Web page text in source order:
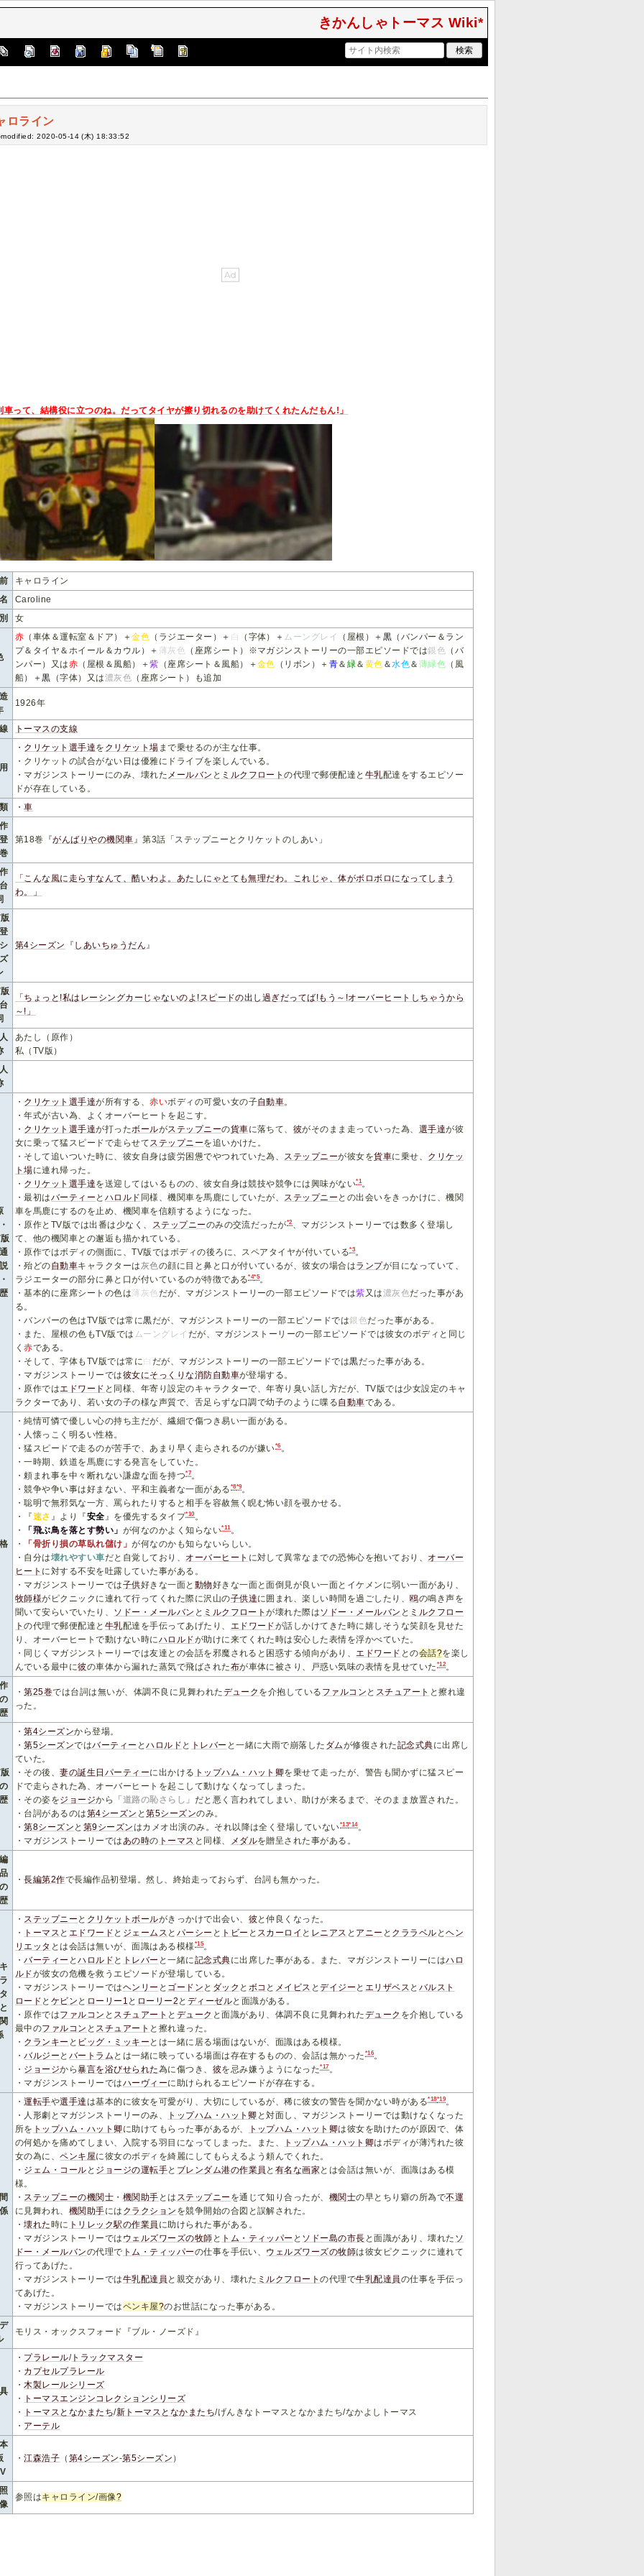
きかんしゃトーマス Wiki*
ロライン
2020-05-14 (木) 18:33:52
車って、結構役に立つのね。だってタイヤが擦り切れるのを助けてくれたんだもん!」
キャロライン
Caroline
女
赤 （車体＆運転室＆ドア）＋金色 （ラジエーター）＋ 白 （字体）＋ ムーングレイ （屋根）＋ 黒 （バンパー＆ラン
プ＆タイヤ＆ホイール＆カウル）＋ 薄灰色 （座席シート）※マガジンストーリーの一部エピソードでは銀色
（バ
ンパー）又は赤 （屋根＆風船）＋紫 （座席シート＆風船）＋ 金色 （リボン）＋ 青＆ 緑＆ 黄色 ＆水色＆ 薄緑色
（風
船）＋黒 （字体）又は濃灰色
（座席シート）も追加
1926年
トーマスの支線
・ クリケット選手達を クリケット場 まで乗せるのが主な仕事。
・クリケットの試合がない日は優雅にドライブを楽しんでいる。
・マガジンストーリーにのみ、壊れた メールバン と ミルクフロートの代理で郵便配達と 牛乳配達をするエピソー
ドが存在している。
・車
第18巻『がんばりやの機関車 』第3話「ステップニーとクリケットのしあい」
「こんな風に走らすなんて、酷いわよ。あたしにゃとても無理だわ。これじゃ、体がボロボロになってしまう
わ。」
第4シーズン 『 しあいちゅうだん 』
「ちょっと!私はレーシングカーじゃないのよ!スピードの出し過ぎだってば!もう～!オーバーヒートしちゃうから
～!」
あたし（原作）
私（TV版）
・ クリケット選手達が所有する、赤いボディの可愛い女の子自動車。
・年式が古い為、よくオーバーヒートを起こす。
・ クリケット選手達が打ったボールがステップニーの貨車に落ちて、 彼がそのまま走っていった為、 選手達が彼
女に乗って猛スピードで走らせて ステップニーを追いかけた。
・そして追いついた時に、彼女自身は疲労困憊でやつれていた為、
ステップニーが彼女を貨車に乗せ、 クリケッ
ト場に連れ帰った。
・ クリケット選手達を送迎してはいるものの、彼女自身は競技や競争には興味がない*1 。
・最初はバーティー と ハロルド 同様、機関車を馬鹿にしていたが、 ステップニー との出会いをきっかけに、機関
車を馬鹿にするのを止め、機関車を信頼するようになった。
・原作とTV版では出番は少なく、
ステップニーのみの交流だったが*2、マガジンストーリーでは数多く登場し
て、他の機関車との邂逅も描かれている。
・原作ではボディの側面に、TV版ではボディの後ろに、スペアタイヤが付いている*3 。
・殆どの自動車キャラクターは 灰色 の顔に目と鼻と口が付いているが、彼女の場合はランプが目になっていて、
ラジエーターの部分に鼻と口が付いているのが特徴である*4*5。
・基本的に座席シートの色は薄灰色 だが、マガジンストーリーの一部エピソードでは紫又は濃灰色だった事があ
る。
・バンパーの色はTV版では常に黒だが、マガジンストーリーの一部エピソードでは銀色だった事がある。
・また、屋根の色もTV版では ムーングレイ だが、マガジンストーリーの一部エピソードでは彼女のボディと同じ
く赤である。
・そして、字体もTV版では常に白 だが、マガジンストーリーの一部エピソードでは黒だった事がある。
・マガジンストーリーでは彼女にそっくりな消防自動車が登場する。
・原作ではエドワード と同様、年寄り設定のキャラクターで、年寄り臭い話し方だが、TV版では少女設定のキャ
ラクターであり、若い女の子の様な声質で、舌足らずな口調で幼子のように喋る自動車である。
・純情可憐で優しい心の持ち主だが、繊細で傷つき易い一面がある。
・人懐っこく明るい性格。
・猛スピードで走るのが苦手で、あまり早く走らされるのが嫌い*6。
・一時期、鉄道を馬鹿にする発言をしていた。
・頼まれ事を中々断れない謙虚な面を持つ*7 。
・競争や争い事は好まない、平和主義者な一面がある*8*9。
・聡明で無邪気な一方、罵られたりすると相手を容赦無く睨む怖い顔を覗かせる。
・『速さ 』より『安全 』を優先するタイプ*10。
・
「飛ぶ鳥を落とす勢い」 が何なのかよく知らない*11 。
・
「骨折り損の草臥れ儲け」が何なのかも知らないらしい。
・自分は壊れやすい車だと自覚しており、 オーバーヒート に対して異常なまでの恐怖心を抱いており、 オーバー
ヒート に対する不安を吐露していた事がある。
・マガジンストーリーでは子供好きな一面と 動物好きな一面と面倒見が良い一面とイケメンに弱い一面があり、
牧師様がピクニックに連れて行ってくれた際に沢山の子供達に囲まれ、楽しい時間を過ごしたり、鴎の鳴き声を
聞いて安らいでいたり、 ソドー・メールバン と ミルクフロートが壊れた際はソドー・メールバン と ミルクフロー
トの代理で郵便配達と 牛乳配達を手伝ってあげたり、 エドワードが話しかけてきた時に嬉しそうな笑顔を見せた
り、オーバーヒートで動けない時にハロルドが助けに来てくれた時は安心した表情を浮かべていた。
・同じくマガジンストーリーでは友達との会話を邪魔されると困惑する傾向があり、 エドワード との会話?を楽し
んでいる最中に彼の車体から漏れた蒸気で飛ばされた布が車体に被さり、戸惑い気味の表情を見せていた *12。
・第25巻では台詞は無いが、体調不良に見舞われたデューク を介抱している ファルコン と スチュアート と擦れ違
った。
・第4シーズンから登場。
・第5シーズンではバーティー とハロルド と トレバー と一緒に大雨で崩落した ダムが修復された記念式典に出席し
ていた。
・その後、妻の誕生日パーティーに出かける トップハム・ハット卿を乗せて走ったが、警告も聞かずに猛スピー
ドで走らされた為、オーバーヒートを起こして動けなくなってしまった。
・その姿をジョージから 「道路の恥さらし」 だと悪く言われてしまい、助けが来るまで、そのまま放置された。
・台詞があるのは第4シーズン と第5シーズンのみ。
・第8シーズン と 第9シーズンはカメオ出演のみ。それ以降は全く登場していない*13*14。
・マガジンストーリーでは あの時の トーマス と同様、 メダルを贈呈された事がある。
・長編第2作で長編作品初登場。然し、終始走っておらず、台詞も無かった。
・ ステップニー と クリケットボールがきっかけで出会い、 彼と仲良くなった。
・
トーマス と エドワード と ジェームス と パーシー と トビー と スカーロイ と レニアス と アニー と クララベル とヘン
リエッタ とは会話は無いが、面識はある模様 *15。
・バーティー とハロルド と トレバー と一緒に記念式典に出席した事がある。また、マガジンストーリーにはハロ
ルドが彼女の危機を救うエピソードが登場している。
・マガジンストーリーではヘンリー と ゴードン と ダック と ボコ と メイビス とデイジー と エリザベス と バルスト
ロード と ケビン と ローリー1 と ローリー2 と ディーゼルと面識がある。
・原作ではファルコン と スチュアート と デューク と面識があり、体調不良に見舞われたデューク を介抱している
最中のファルコン と スチュアート と擦れ違った。
・ クランキー と ビッグ・ミッキー とは一緒に居る場面はないが、面識はある模様。
・バルジー と バートラム とは一緒に映っている場面は存在するものの、会話は無かった *16 。
・ ジョージから暴言を浴びせられた為に傷つき、 彼を忌み嫌うようになった*17。
・マガジンストーリーではハーヴィーに助けられるエピソードが存在する。
・運転手や選手達は基本的に彼女を可愛がり、大切にしているが、稀に彼女の警告を聞かない時がある*18*19。
・人形劇とマガジンストーリーのみ、
トップハム・ハット卿 と対面し、マガジンストーリーでは動けなくなった
所を トップハム・ハット卿 に助けてもらった事があるが、 トップハム・ハット卿は彼女を助けたのが原因で、体
の何処かを痛めてしまい、入院する羽目になってしまった。また、
トップハム・ハット卿はボディが薄汚れた彼
女の為に、ペンキ屋に彼女のボディを綺麗にしてもらえるよう頼んでくれた。
・ ジェム・コール と ジョージの運転手と ブレンダム港の作業員 と 有名な画家 とは会話は無いが、面識はある模
様。
・ ステップニーの機関士 ・ 機関助手 とは ステップニー を通じて知り合ったが、 機関士の早とちり癖の所為で不運
に見舞われ、 機関助手には クラクション を競争開始の合図と誤解された。
・壊れた時に トリレック駅の作業員 に助けられた事がある。
・マガジンストーリーでは ウェルズワーズの牧師 と トム・ティッパー と ソドー島の市長 と面識があり、壊れた ソ
ドー・メールバンの代理で トム・ティッパーの仕事を手伝い、 ウェルズワーズの牧師は彼女ピクニックに連れて
行ってあげた。
・マガジンストーリーでは牛乳配達員 と親交があり、壊れた ミルクフロートの代理で牛乳配達員の仕事を手伝っ
てあげた。
・マガジンストーリーではペンキ屋?のお世話になった事がある。
モリス・オックスフォード『ブル・ノーズド』
・ プラレール/ トラックマスター
・ カプセルプラレール
・ 木製レールシリーズ
・
トーマスエンジンコレクションシリーズ
・
トーマスとなかまたち/新トーマスとなかまたち/げんきなトーマスとなかまたち/なかよしトーマス
・ アーテル
・江森浩子 （ 第4シーズン-第5シーズン ）
参照はキャロライン/画像?